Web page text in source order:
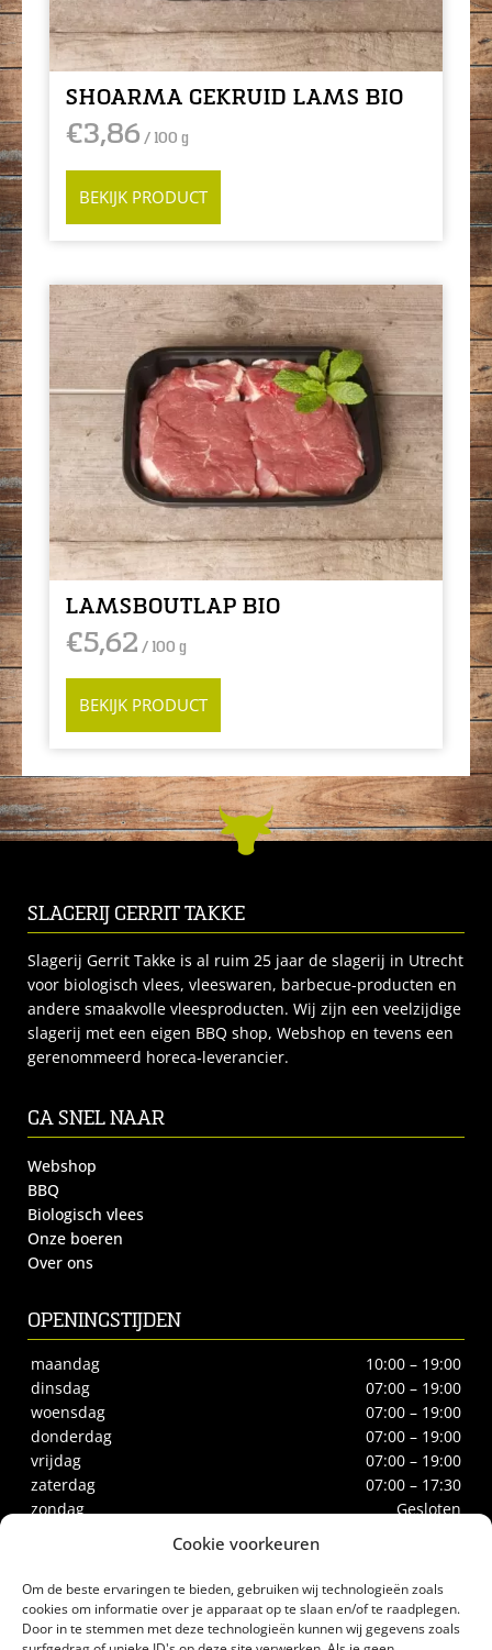
Cookie voorkeuren
Om de beste ervaringen te bieden, gebruiken wij technologieën zoals
cookies om informatie over je apparaat op te slaan en/of te raadplegen.
Door in te stemmen met deze technologieën kunnen wij gegevens zoals
SHOARMA GEKRUID LAMS BIO
€3,86 / 100 g
BEKIJK PRODUCT
LAMSBOUTLAP BIO
€5,62 / 100 g
BEKIJK PRODUCT
SLAGERIJ GERRIT TAKKE
Slagerij Gerrit Takke is al ruim 25 jaar de slagerij in Utrecht
voor biologisch vlees, vleeswaren, barbecue-producten en
andere smaakvolle vleesproducten. Wij zijn een veelzijdige
slagerij met een eigen BBQ shop, Webshop en tevens een
gerenommeerd horeca-leverancier.
GA SNEL NAAR
Webshop
BBQ
Biologisch vlees
Onze boeren
Over ons
OPENINGSTIJDEN
maandag
10:00 – 19:00
dinsdag
07:00 – 19:00
woensdag
07:00 – 19:00
donderdag
07:00 – 19:00
vrijdag
07:00 – 19:00
zaterdag
07:00 – 17:30
zondag
Gesloten
Biltstraat 66
3572BE Utrecht